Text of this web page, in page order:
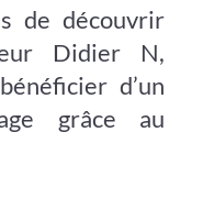
de découvrir
Didier N,
d’un
grâce au